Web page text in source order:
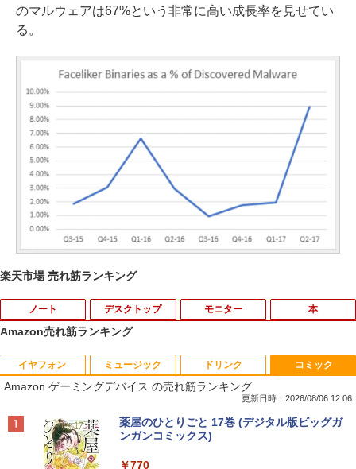
のマルウェアは67%という非常に高い成長率を見せてい
る。
楽天市場 売れ筋ランキング
ノート
1
【中古・Aランク】富士通 ARROWS Tab
Q7310 Aランク 第10世代 Core i5-10210
U メモリ4GB SSD128GB 13.3型 フルHD
純正キーボード・ペン付 整備済み品 送料
無料
デスクトップ
1
Windows10 Pro 64BIT HP EliteDesk 70
5 G2 SFF AMD PRO A4-8350B R5 4GB
SSD 256GB DVD 中古パソコン デスクト
￥12,800
モニター
1
【お買い物マラソン 連動ポイントアッ
プ】エレコム モニターアーム 専用 モニ
ターマウントホルダー VESA穴無しモニ
PA-DPK1327BK
本
1
キングダム 80 （ヤングジャンプコミッ
クス） [ 原 泰久 ]
￥770
Amazon売れ筋ランキング
イヤフォン
Anker Soundcore P40i オフホワイト
ミュージック
BRUCE WAYNE feat. Flo Milli, ATL Jacob
[Explicit]
￥250
ドリンク
by Amazon 天然水 ラベルレス 500ml ×24本
富士山の天然水 バナジウム含有 水 ミネラル
ットル (Smart Basic)
コミック
Amazon ゲーミングデバイス の売れ筋ランキング
更新日時：2026/08/06 12:06
薬屋のひとりごと 17巻 (デジタル版ビッグガ
ンガンコミックス)
￥770